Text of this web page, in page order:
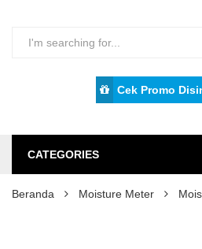
Cek Promo
CATEGORIES
Beranda Moisture Meter